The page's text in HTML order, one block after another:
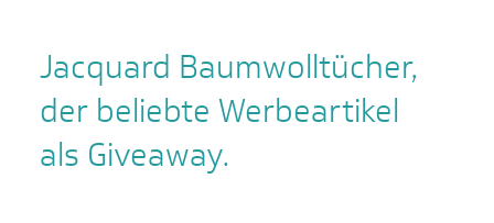
Jacquard Baumwolltücher,
der beliebte Werbeartikel
als Giveaway.